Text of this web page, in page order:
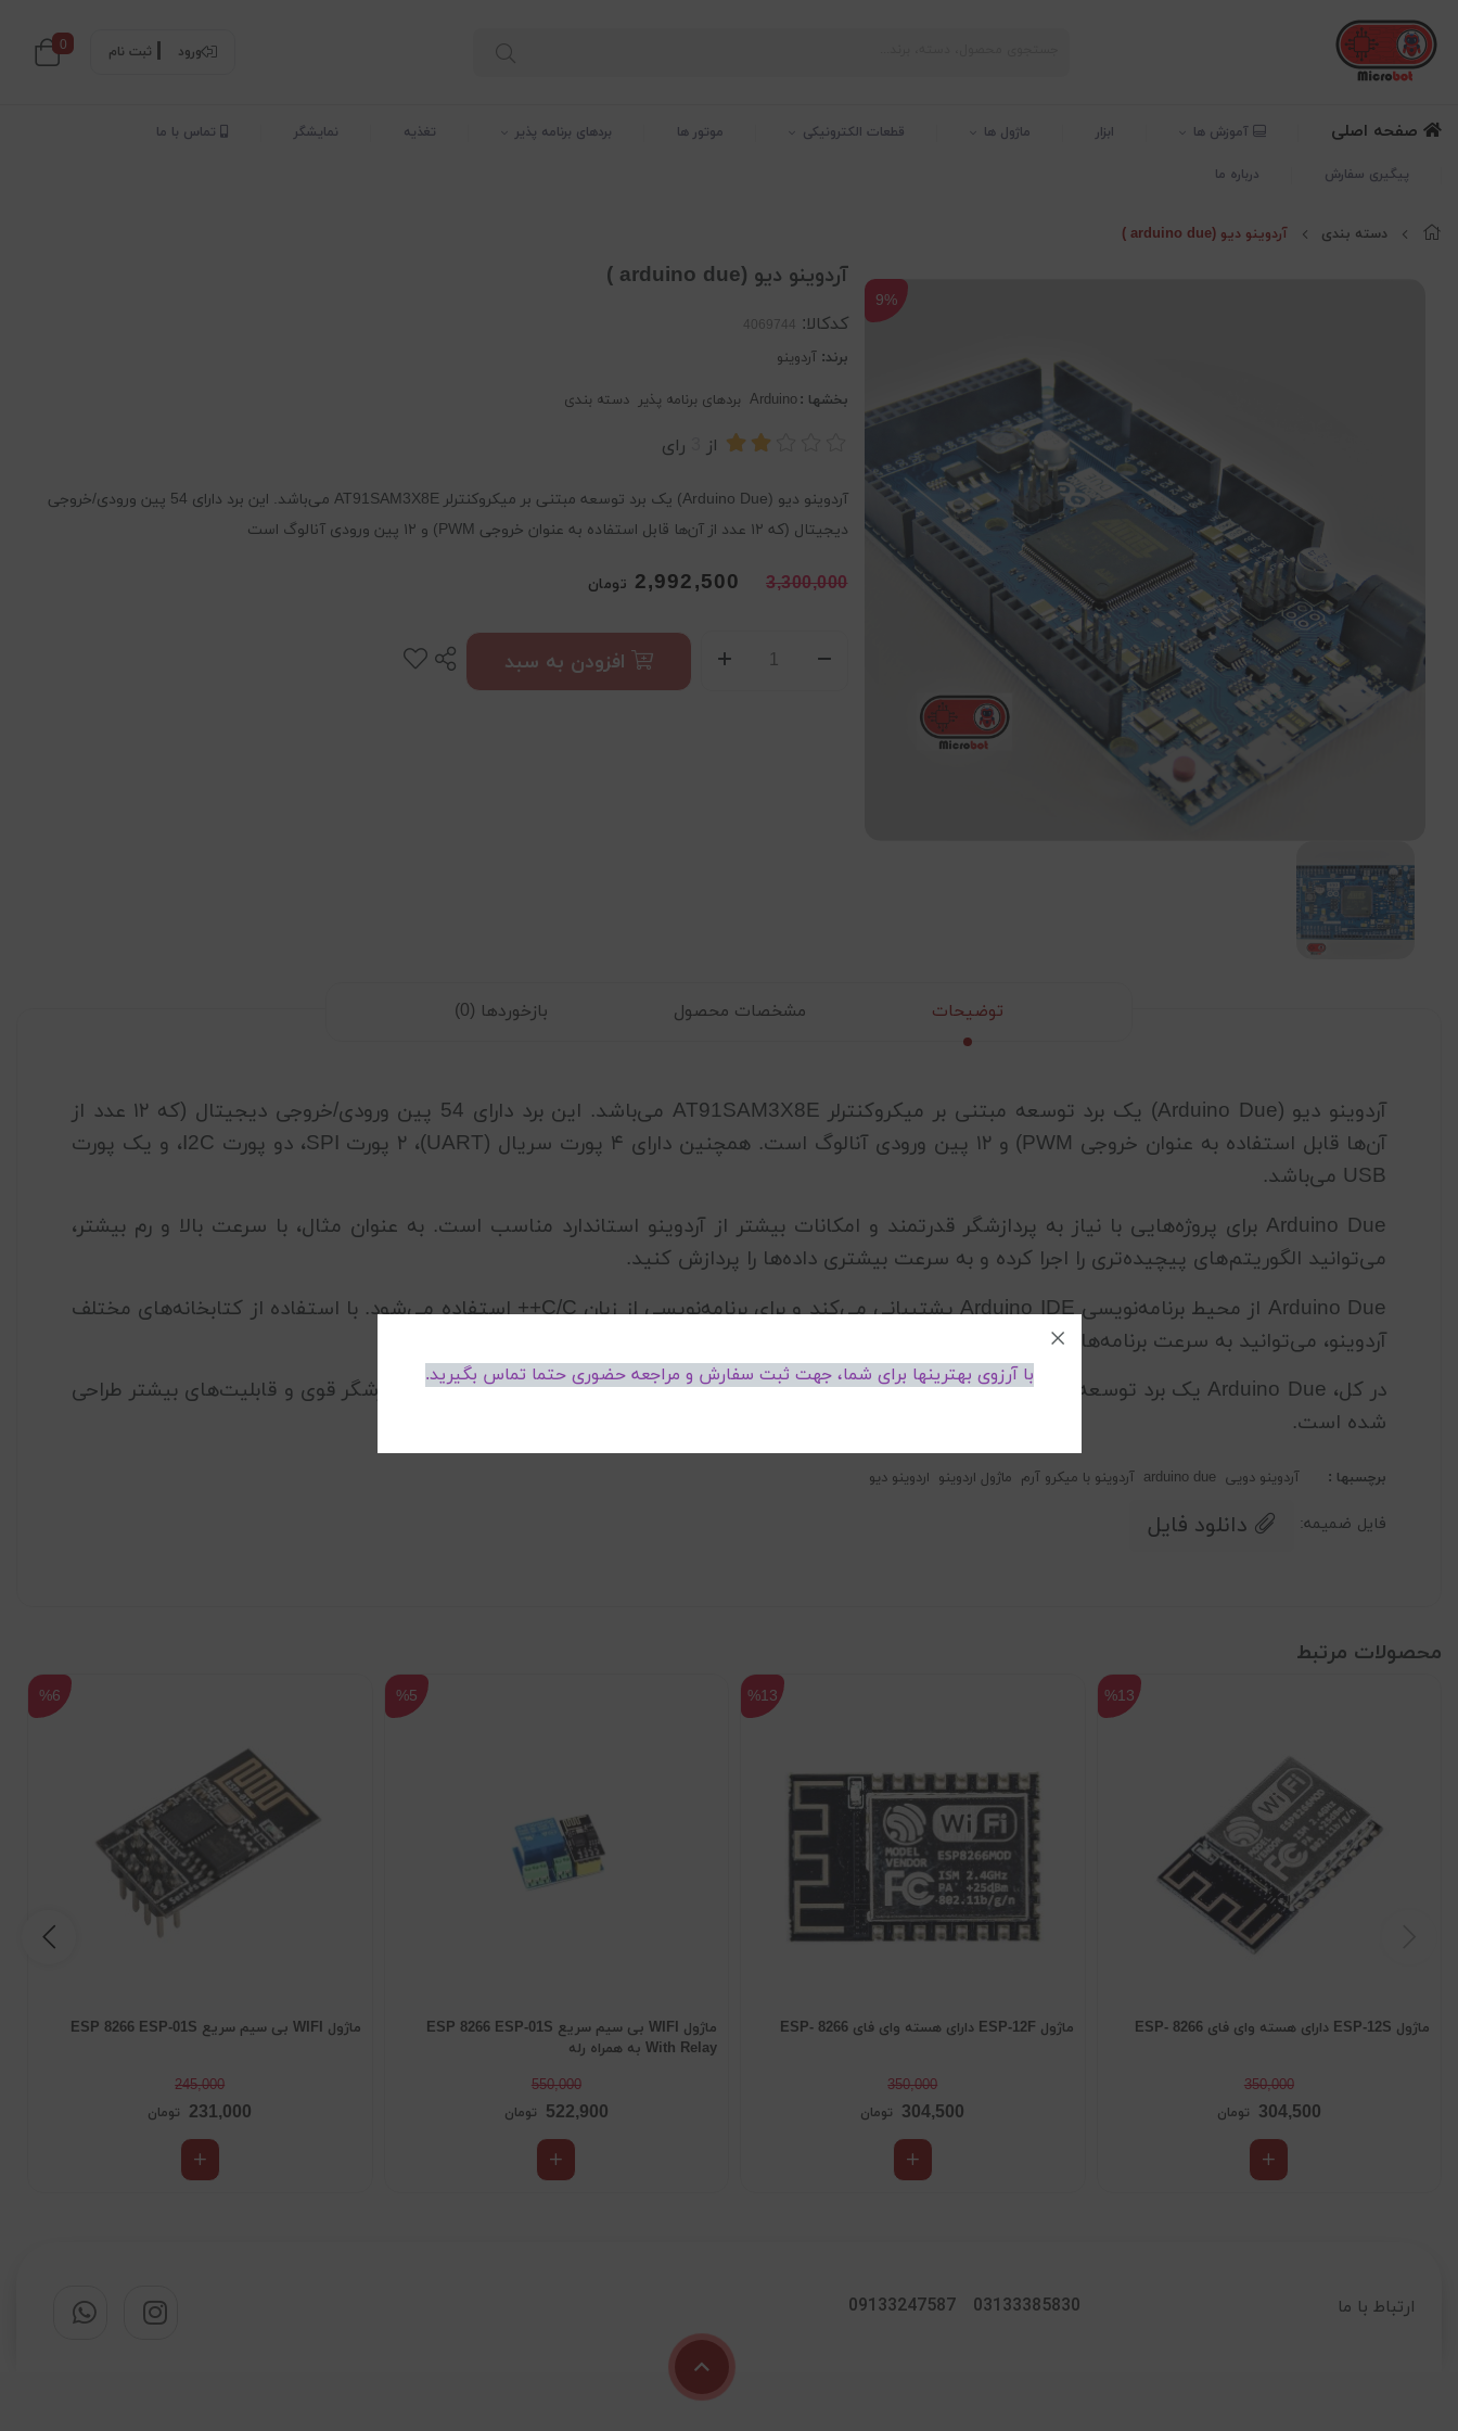
ورود ثبت نام 0
صفحه اصلی آموزش ها ابزار ماژول ها قطعات الکترونیکی موتور ها بردهای برنامه پذیر تغذیه نمایشگر تماس با ما
پیگیری سفارش درباره ما
دسته بندی آردوینو دیو (arduino due )
9%
آردوینو دیو (arduino due )
کدکالا:
برند:آردوینو
بخشها :Arduino بردهای برنامه پذیر دسته بندی
از رای
آردوینو دیو (Arduino Due) یک برد توسعه مبتنی بر میکروکنترلر AT91SAM3X8E می‌باشد. این برد دارای 54 پین ورودی/خروجی
دیجیتال (که ۱۲ عدد از آن‌ها قابل استفاده به عنوان خروجی PWM) و ۱۲ پین ورودی آنالوگ است
3,300,000
2,992,500 تومان
افزودن به سبد
توضیحات مشخصات محصول بازخوردها (0)
آردوینو دیو (Arduino Due) یک برد توسعه مبتنی بر میکروکنترلر AT91SAM3X8E
می‌باشد. این برد دارای 54 پین ورودی/خروجی دیجیتال (که ۱۲ عدد از
آن‌ها قابل استفاده به عنوان خروجی PWM) و ۱۲ پین ورودی آنالوگ است. همچنین دارای ۴ پورت سریال (UART)، ۲ پورت SPI، دو پورت I2C، و یک پورت
USB می‌باشد.
Arduino Due برای پروژه‌هایی با نیاز به پردازشگر قدرتمند و امکانات بیشتر از آردوینو استاندارد مناسب است. به عنوان مثال، با سرعت بالا و رم بیشتر،
می‌توانید الگوریتم‌های پیچیده‌تری را اجرا کرده و به سرعت بیشتری داده‌ها را پردازش کنید.
Arduino Due از محیط برنامه‌نویسی Arduino IDE پشتیبانی می‌کند و برای برنامه‌نویسی از زبان C/C++ استفاده می‌شود. با استفاده از کتابخانه‌های مختلف
آردوینو، می‌توانید به سرعت برنامه‌های خود را برای آردوینو دیو بنویسید و آن‌ها را به راحتی بر روی برد اجرا کنید.
در کل، Arduino Due یک برد توسعه قدرتمند و با قابلیت‌های بسیار زیاد است که برای پروژه‌های پیچیده و نیازمند پردازشگر قوی و قابلیت‌های بیشتر طراحی
شده است.
برچسبها : آردوینو دویی arduino due آردوینو با میکرو آرم ماژول اردوینو اردوینو دیو
فایل ضمیمه: دانلود فایل
محصولات مرتبط
ماژول ESP-12S دارای هسته وای فای ESP- 8266
350,000
%13
304,500 تومان
ماژول ESP-12F دارای هسته وای فای ESP- 8266
350,000
%13
304,500 تومان
ماژول WIFI بی سیم سریع ESP 8266 ESP-01S
With Relay به همراه رله
550,000
%5
522,900 تومان
ماژول WIFI بی سیم سریع ESP 8266 ESP-01S
245,000
%6
231,000 تومان
ارتباط با ما 03133385830
09133247587
با آرزوی بهترینها برای شما، جهت ثبت سفارش و مراجعه حضوری حتما تماس بگیرید.